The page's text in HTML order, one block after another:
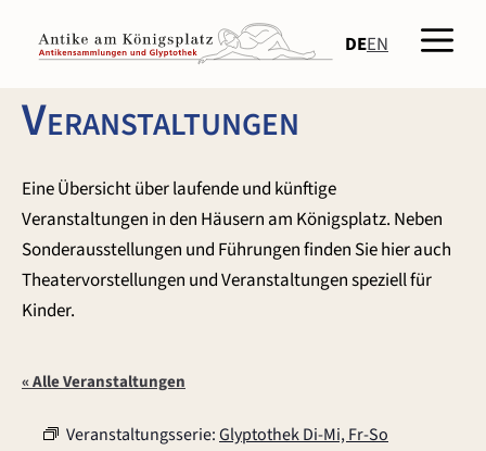
Inhalt
springen
DEEN
Veranstaltungen
Eine Übersicht über laufende und künftige
Veranstaltungen in den Häusern am Königsplatz. Neben
Sonderausstellungen und Führungen finden Sie hier auch
Theatervorstellungen und Veranstaltungen speziell für
Kinder.
« Alle Veranstaltungen
Veranstaltungsserie:Glyptothek Di-Mi, Fr-So